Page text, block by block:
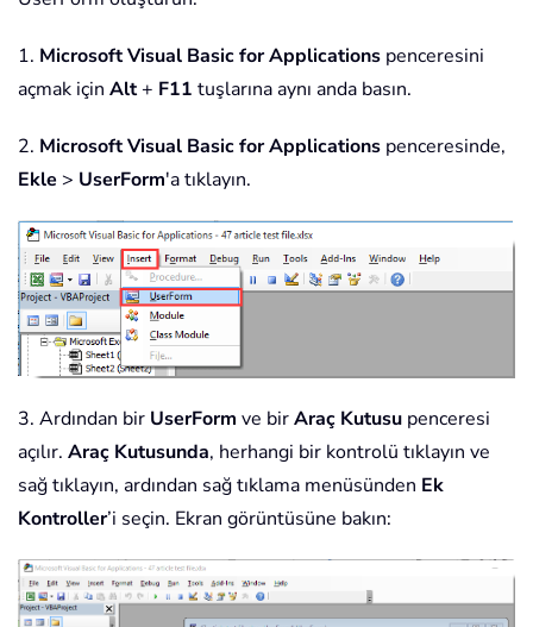
1. Microsoft Visual Basic for Applications penceresini
açmak için Alt+ F11 tuşlarına aynı anda basın.
2. Microsoft Visual Basic for Applications penceresinde,
Ekle > UserForm'a tıklayın.
3. Ardından bir UserForm ve birAraç Kutusu penceresi
açılır. Araç Kutusunda, herhangi bir kontrolü tıklayın ve
sağ tıklayın, ardından sağ tıklama menüsünden Ek
Kontroller’i seçin. Ekran görüntüsüne bakın: